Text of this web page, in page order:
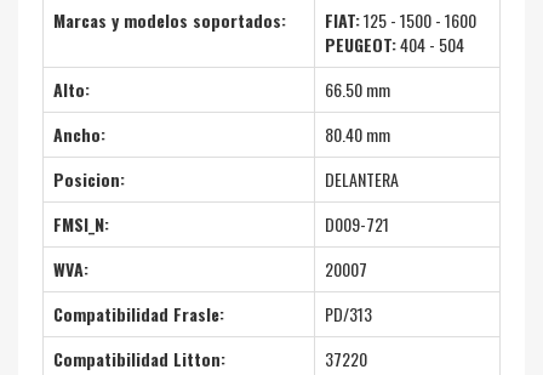
Marcas y modelos soportados:
FIAT:125 - 1500 - 1600
PEUGEOT:404 - 504
Alto:
66.50 mm
Ancho:
80.40 mm
Posicion:
DELANTERA
FMSI_N:
D009-721
WVA:
20007
Compatibilidad Frasle:
PD/313
Compatibilidad Litton:
37220